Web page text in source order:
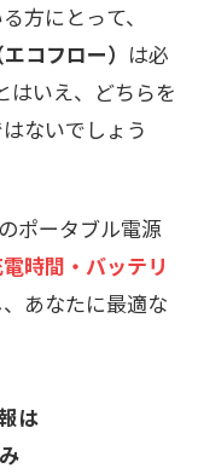
方にとって、
コフロー） は必
はいえ、どちらを
ないでしょう
ポータブル電源
時間・バッテリ
あなたに最適な
は